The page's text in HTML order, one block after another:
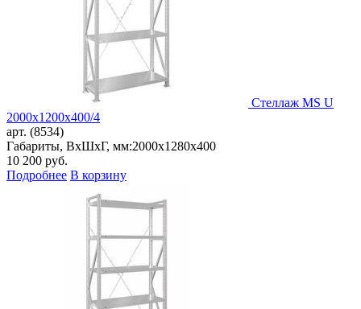
Стеллаж MS U
2000x1200x400/4
арт. (8534)
Габариты, ВxШxГ, мм:2000x1280x400
10 200 руб.
Подробнее В корзину